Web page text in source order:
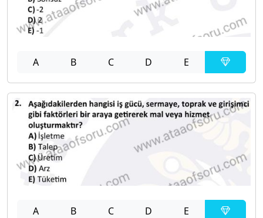
A B C D E
A B C D E